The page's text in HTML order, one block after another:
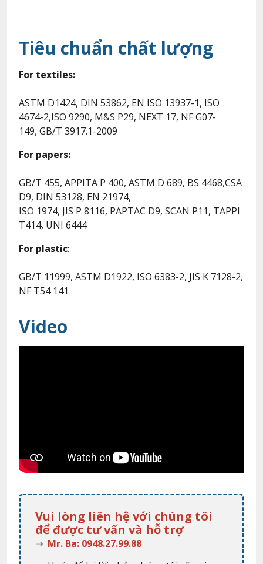
Tiêu chuẩn chất lượng
For textiles:
ASTM D1424, DIN 53862, EN ISO 13937-1, ISO
4674-2,ISO 9290, M&S P29, NEXT 17, NF G07-
149, GB/T 3917.1-2009
For papers:
GB/T 455, APPITA P 400, ASTM D 689, BS 4468,CSA
D9, DIN 53128, EN 21974,
ISO 1974, JIS P 8116, PAPTAC D9, SCAN P11, TAPPI
T414, UNI 6444
For plastic:
GB/T 11999, ASTM D1922, ISO 6383-2, JIS K 7128-2,
NF T54 141
Video
Vui lòng liên hệ với chúng tôi
để được tư vấn và hỗ trợ
⇒ Mr. Ba: 0948.27.99.88